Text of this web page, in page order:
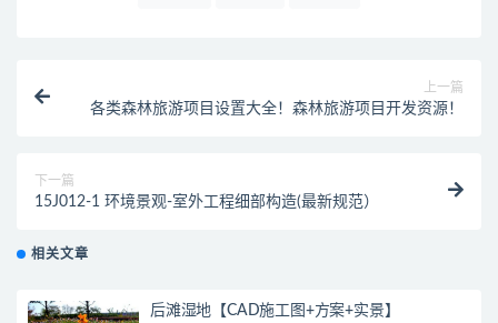
上一篇
各类森林旅游项目设置大全！森林旅游项目开发资源！
下一篇
15J012-1 环境景观-室外工程细部构造(最新规范）
相关文章
后滩湿地【CAD施工图+方案+实景】